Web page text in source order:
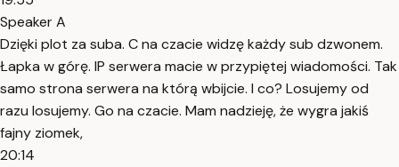
Speaker A
Dzięki plot za suba. C na czacie widzę każdy sub dzwonem.
Łapka w górę. IP serwera macie w przypiętej wiadomości. Tak
samo strona serwera na którą wbijcie. I co? Losujemy od
razu losujemy. Go na czacie. Mam nadzieję, że wygra jakiś
fajny ziomek,
20:14